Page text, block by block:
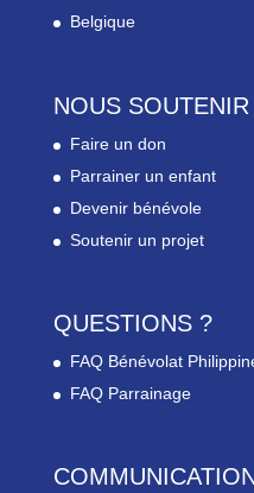
Belgique
NOUS SOUTENIR
Faire un don
Parrainer un enfant
Devenir bénévole
Soutenir un projet
QUESTIONS ?
FAQ Bénévolat
FAQ Parrainage